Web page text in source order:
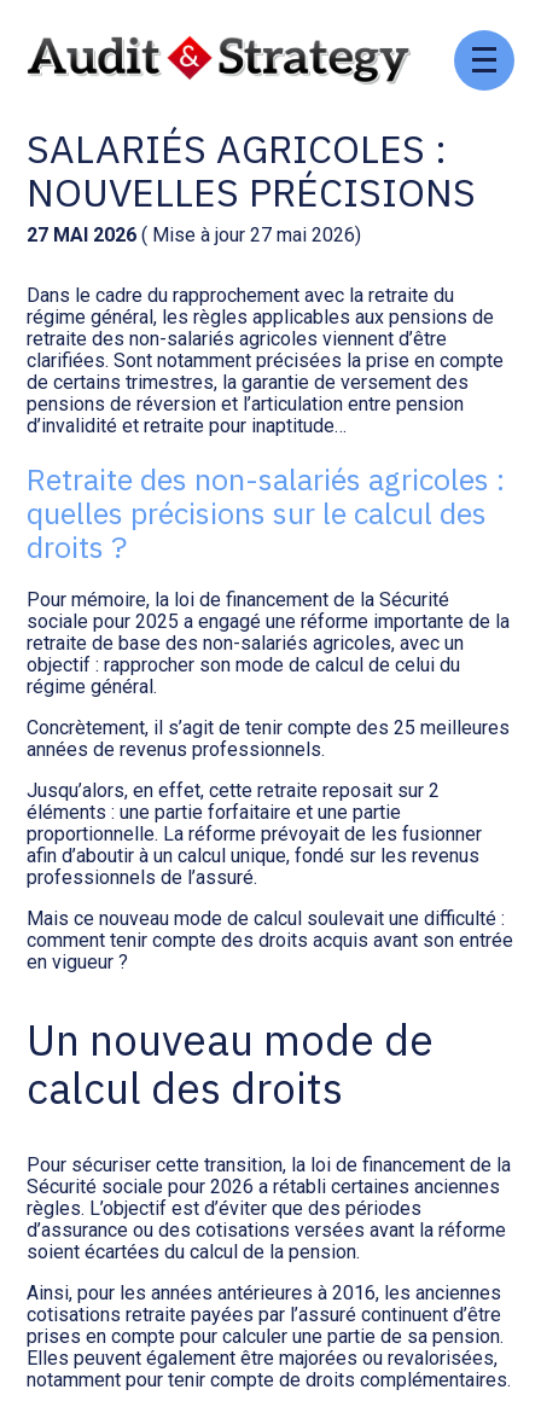
Aller
Comptabilité et conseil
Social et ressources humaines
Assistance juridique
Audit légal
Gestion de patrimoine
Procédures collectives
Transition numérique
Gestion des documents : ISuite
Tenue de votre comptabilité :
ACD
Facturation et pilotage :
Facturation et pilotage : MEG
Analyse et tableau de bord :
WAIBI
Gérer vos ressources
humaines : SILAE
SALARIÉS AGRICOLES :
NOUVELLES PRÉCISIONS
27 MAI 2026 ( Mise à jour 27 mai 2026)
Dans le cadre du rapprochement avec la retraite du
régime général, les règles applicables aux pensions de
retraite des non-salariés agricoles viennent d’être
clarifiées. Sont notamment précisées la prise en compte
de certains trimestres, la garantie de versement des
pensions de réversion et l’articulation entre pension
d’invalidité et retraite pour inaptitude…
Retraite des non-salariés agricoles :
quelles précisions sur le calcul des
droits ?
Pour mémoire, la loi de financement de la Sécurité
sociale pour 2025 a engagé une réforme importante de la
retraite de base des non-salariés agricoles, avec un
objectif : rapprocher son mode de calcul de celui du
régime général.
Concrètement, il s’agit de tenir compte des 25 meilleures
années de revenus professionnels.
Jusqu’alors, en effet, cette retraite reposait sur 2
éléments : une partie forfaitaire et une partie
proportionnelle. La réforme prévoyait de les fusionner
afin d’aboutir à un calcul unique, fondé sur les revenus
professionnels de l’assuré.
Mais ce nouveau mode de calcul soulevait une difficulté :
comment tenir compte des droits acquis avant son entrée
en vigueur ?
Un nouveau mode de
calcul des droits
Pour sécuriser cette transition, la loi de financement de la
Sécurité sociale pour 2026 a rétabli certaines anciennes
règles. L’objectif est d’éviter que des périodes
d’assurance ou des cotisations versées avant la réforme
soient écartées du calcul de la pension.
Ainsi, pour les années antérieures à 2016, les anciennes
cotisations retraite payées par l’assuré continuent d’être
prises en compte pour calculer une partie de sa pension.
Elles peuvent également être majorées ou revalorisées,
notamment pour tenir compte de droits complémentaires.